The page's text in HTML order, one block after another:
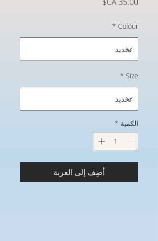
Colour
*
Size
*
الكمية *
أضِف إلى العربة